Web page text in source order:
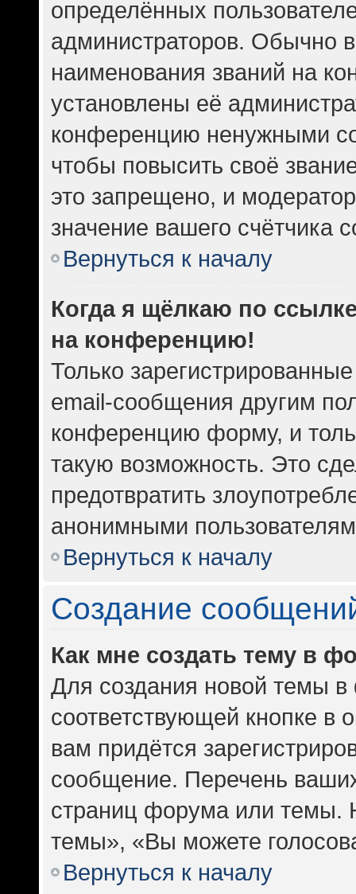
определённых
администраторов. Обычно
наименования званий на
установлены её
конференцию ненужными
чтобы повысить своё
это запрещено, и
значение вашего счётчика
Вернуться к началу
Когда я щёлкаю по
на конференцию!
Только
email-сообщения другим
конференцию форму, и
такую возможность. Это
предотвратить
анонимными
Вернуться к началу
Создание
Как мне создать тему в
Для создания новой темы
соответствующей кнопке
вам придётся
сообщение. Перечень
страниц форума или темы.
темы», «Вы можете
Вернуться к началу